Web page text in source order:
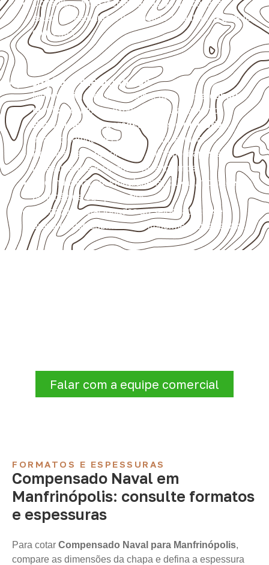
Consulte a ficha técnica antes de aplicações
externas, estruturais ou sujeitas a contato frequente
com água.
Aplicações relacionadas
Móveis, divisórias e componentes de
marcenaria
técnica
, conforme exposição e acabamento.
Revestimentos, paredes, pisos e divisórias ,
quando compatíveis com a ficha técnica.
Projetos de transporte que utilizam chapas em
revestimentos e componentes internos.
Uso industrial em embalagens, caixas, montagem e
proteção de equipamentos.
Aplicações relacionadas ao setor náutico, sem
presumir uso submerso ou impermeabilidade total.
Falar com a equipe comercial
FORMATOS E ESPESSURAS
Compensado Naval em
Manfrinópolis: consulte formatos
e espessuras
Para cotar Compensado Naval para Manfrinópolis,
compare as dimensões da chapa e defina a espessura